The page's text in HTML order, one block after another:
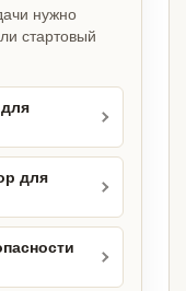
нужно
стартовый
для